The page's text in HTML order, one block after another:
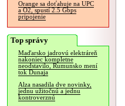
Orange sa doťahuje na UPC
a O2, spustí 2.5 Gbps
pripojenie
Top správy
Maďarsko jadrovú elektráreň
nakoniec kompletne
neodstavilo, Rumunsko mení
tok Dunaja
Alza nasadila dve novinky,
jednu užitočnú a jednu
kontroverznú